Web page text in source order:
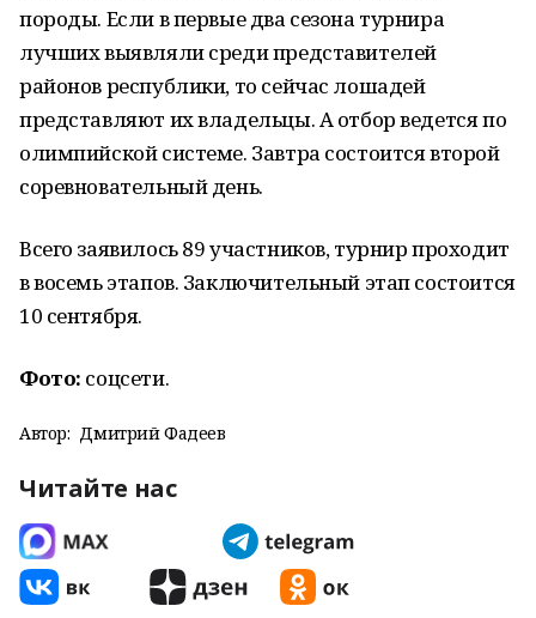
породы. Если в первые два сезона турнира
лучших выявляли среди представителей
районов республики, то сейчас лошадей
представляют их владельцы. А отбор ведется по
олимпийской системе. Завтра состоится второй
соревновательный день.
Всего заявилось 89 участников, турнир проходит
в восемь этапов. Заключительный этап состоится
10 сентября.
Фото: соцсети.
Автор: Дмитрий Фадеев
Читайте нас